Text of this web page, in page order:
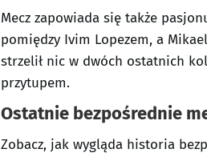
Mecz zapowiada się także
pomiędzy Ivim Lopezem, a
strzelił nic w dwóch ostatnich
przytupem.
Ostatnie bezpośrednie
Zobacz, jak wygląda historia